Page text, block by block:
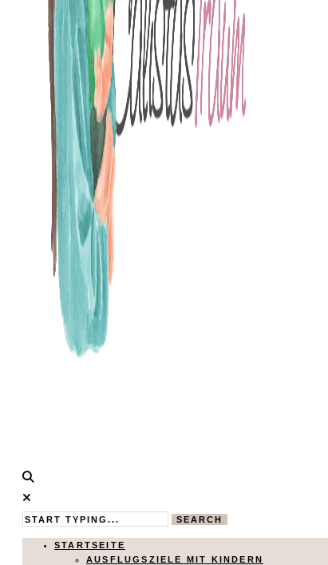
Calistas
Traum
MAMABLOG
SEARCH
STARTSEITE
AUSFLUGSZIELE MIT KINDERN